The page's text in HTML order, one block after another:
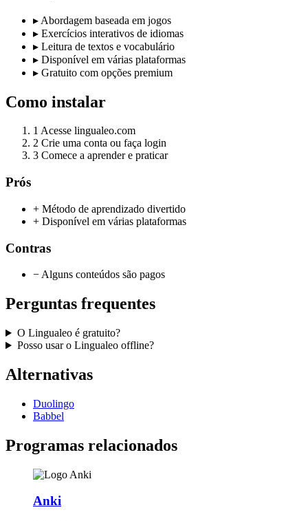
▸ Abordagem baseada em jogos
▸ Exercícios interativos de idiomas
▸ Leitura de textos e vocabulário
▸ Disponível em várias plataformas
▸ Gratuito com opções premium
Como instalar
1 Acesse lingualeo.com
2 Crie uma conta ou faça login
3 Comece a aprender e praticar
Prós
+ Método de aprendizado divertido
+ Disponível em várias plataformas
Contras
− Alguns conteúdos são pagos
Perguntas frequentes
O Lingualeo é gratuito?
Posso usar o Lingualeo offline?
Alternativas
Duolingo
Babbel
Programas relacionados
Anki